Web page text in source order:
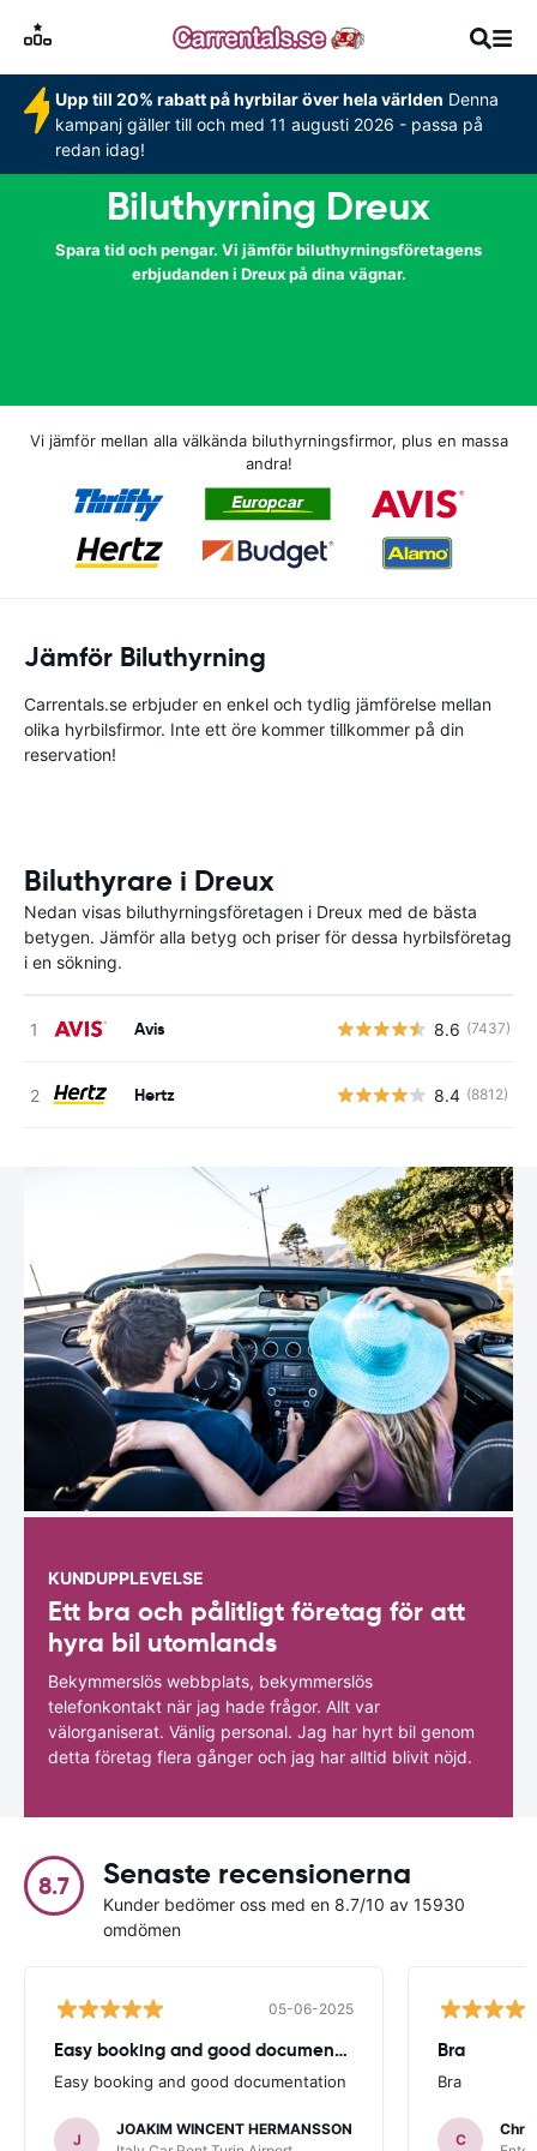
Upp till 20% rabatt på hyrbilar över hela världen Denna
kampanj gäller till och med 11 augusti 2026 - passa på
redan idag!
Biluthyrning Dreux
Spara tid och pengar. Vi jämför biluthyrningsföretagens
erbjudanden i Dreux på dina vägnar.
Vi jämför mellan alla välkända biluthyrningsfirmor, plus en massa
andra!
Jämför Biluthyrning
Carrentals.se erbjuder en enkel och tydlig jämförelse mellan
olika hyrbilsfirmor. Inte ett öre kommer tillkommer på din
reservation!
Biluthyrare i Dreux
Nedan visas biluthyrningsföretagen i Dreux med de bästa
betygen. Jämför alla betyg och priser för dessa hyrbilsföretag
i en sökning.
Avis 8.6 (7437)
Hertz 8.4 (8812)
KUNDUPPLEVELSE
Ett bra och pålitligt företag för att
hyra bil utomlands
Bekymmerslös webbplats, bekymmerslös
telefonkontakt när jag hade frågor. Allt var
välorganiserat. Vänlig personal. Jag har hyrt bil genom
detta företag flera gånger och jag har alltid blivit nöjd.
8.7 Senaste recensionerna
Kunder bedömer oss med en 8.7/10 av 15930
omdömen
05-06-2025
Easy booking and good documentation
Easy booking and good documentation
J
JOAKIM WINCENT HERMANSSON
Bra
Bra
C